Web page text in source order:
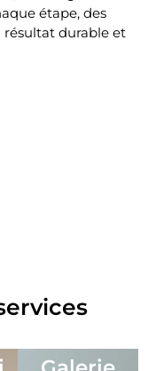
étape, des
résultat durable et